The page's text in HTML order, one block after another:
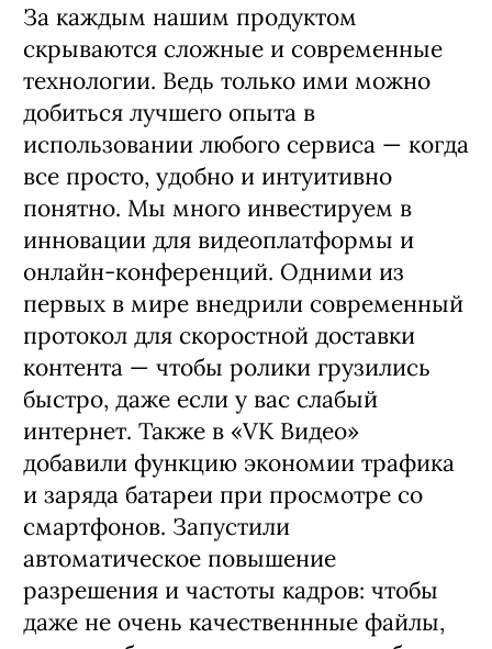
За каждым нашим продуктом
скрываются сложные и современные
технологии. Ведь только ими можно
добиться лучшего опыта в
использовании любого сервиса — когда
все просто, удобно и интуитивно
понятно. Мы много инвестируем в
инновации для видеоплатформы и
онлайн-конференций. Одними из
первых в мире внедрили современный
протокол для скоростной доставки
контента — чтобы ролики грузились
быстро, даже если у вас слабый
интернет. Также в «VK Видео»
добавили функцию экономии трафика
и заряда батареи при просмотре со
смартфонов. Запустили
автоматическое повышение
разрешения и частоты кадров: чтобы
даже не очень качественнные файлы,